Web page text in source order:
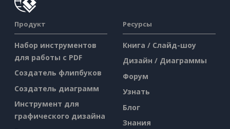
Продукт
Набор инструментов
для работы с PDF
Создатель флипбуков
Создатель диаграмм
Инструмент для
графического дизайна
Ресурсы
Книга / Слайд-шоу
Дизайн / Диаграммы
Форум
Узнать
Блог
Знания